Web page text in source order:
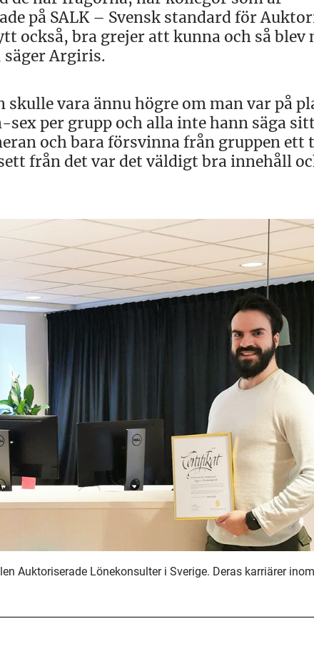
på SALK – Svensk standard för
också, bra grejer att kunna och så blev
Argiris.
vara ännu högre om man var på
per grupp och alla inte hann säga
och bara försvinna från gruppen ett
från det var det väldigt bra innehåll
Auktoriserade Lönekonsulter i Sverige. Deras karriärer